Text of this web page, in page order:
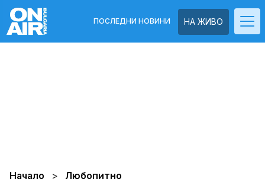
НА ЖИВО
ПОСЛЕДНИ НОВИНИ
Начало Любопитно